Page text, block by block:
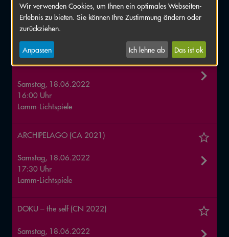
22:15 Uhr
Lamm-Lichtspiele
MAZINIBII’AN: Indigenous Animation from Canada
Samstag, 18.06.2022
16:00 Uhr
Lamm-Lichtspiele
ARCHIPELAGO (CA 2021)
Samstag, 18.06.2022
17:30 Uhr
Lamm-Lichtspiele
DOKU – the self (CN 2022)
Samstag, 18.06.2022
Wir verwenden Cookies, um Ihnen ein optimales Webseiten-
Erlebnis zu bieten. Sie können Ihre Zustimmung ändern oder
zurückziehen.
Anpassen Ich lehne ab Das ist ok